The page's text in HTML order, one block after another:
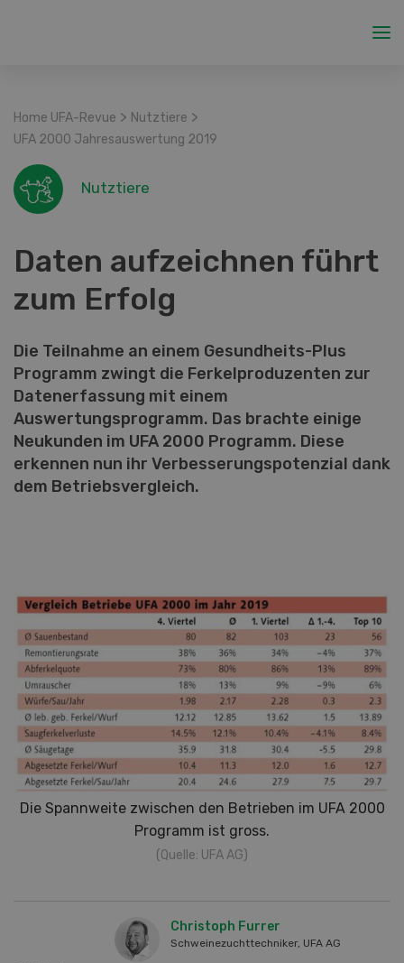
Home UFA-Revue > Nutztiere >
UFA 2000 Jahresauswertung 2019
Nutztiere
Daten aufzeichnen führt
zum Erfolg
Die Teilnahme an einem Gesundheits-Plus
Programm zwingt die Ferkelproduzenten zur
Datenerfassung mit einem
Auswertungsprogramm. Das brachte einige
Neukunden im UFA 2000 Programm. Diese
erkennen nun ihr Verbesserungspotenzial dank
dem Betriebsvergleich.
Die Spannweite zwischen den Betrieben im UFA 2000
Programm ist gross.
(Quelle: UFA AG)
Christoph Furrer
Schweinezuchttechniker, UFA AG